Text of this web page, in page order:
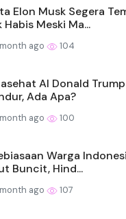
Elon Musk Segera
Habis Meski Ma...
month ago 104
AI Donald
Ada Apa?
month ago 100
Warga
Buncit, Hind...
month ago 107